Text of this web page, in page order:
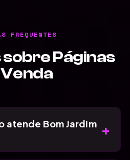
FREQUENTES
Páginas
atende Bom Jardim +